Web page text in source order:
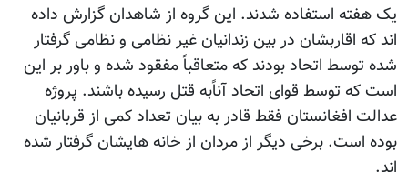
یک هفته استفاده شدند. این گروه از شاهدان گزارش داده
اند که اقاربشان در بین زندانیان غیر نظامی و نظامی گرفتار
شده توسط اتحاد بودند که متعاقباً مفقود شده و باور بر این
است که توسط قوای اتحاد آناًبه قتل رسیده باشند. پروژه
عدالت افغانستان فقط قادر به بیان تعداد کمی از قربانیان
بوده است. برخی دیگر از مردان از خانه هایشان گرفتار شده
اند.